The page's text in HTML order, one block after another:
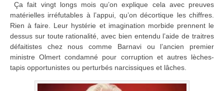
Ça fait vingt longs mois qu’on explique cela avec preuves
matérielles irréfutables à l’appui, qu’on décortique les chiffres.
Rien à faire. Leur hystérie et imagination morbide prennent le
dessus sur toute rationalité, avec bien entendu l’aide de traitres
défaitistes chez nous comme Barnavi ou l’ancien premier
ministre Olmert condamné pour corruption et autres lèches-
tapis opportunistes ou perturbés narcissiques et lâches.